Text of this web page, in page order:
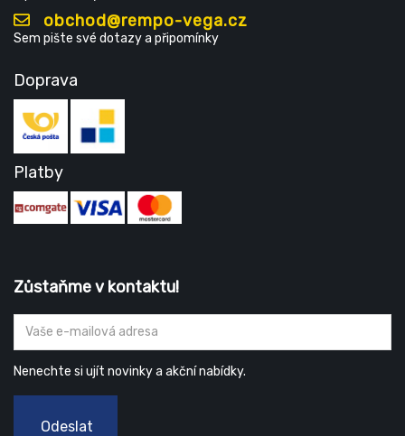
obchod@rempo-vega.cz
Sem pište své dotazy a připomínky
Doprava
Platby
Zůstaňme v kontaktu!
Nenechte si ujít novinky a akční nabídky.
Odeslat